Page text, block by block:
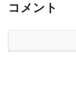
コメント